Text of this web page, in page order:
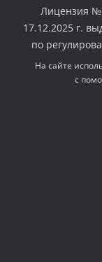
Лицензия №
17.12.2025 г.
по
На сайте
с